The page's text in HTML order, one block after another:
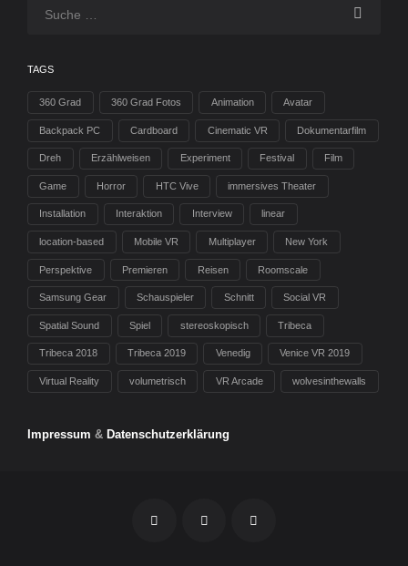
TAGS
360 Grad 360 Grad Fotos Animation Avatar
Backpack PC Cardboard Cinematic VR Dokumentarfilm
Dreh Erzählweisen Experiment Festival Film
Game Horror HTC Vive immersives Theater
Installation Interaktion Interview linear
location-based Mobile VR Multiplayer New York
Perspektive Premieren Reisen Roomscale
Samsung Gear Schauspieler Schnitt Social VR
Spatial Sound Spiel stereoskopisch Tribeca
Tribeca 2018 Tribeca 2019 Venedig Venice VR 2019
Virtual Reality volumetrisch VR Arcade wolvesinthewalls
Impressum & Datenschutzerklärung